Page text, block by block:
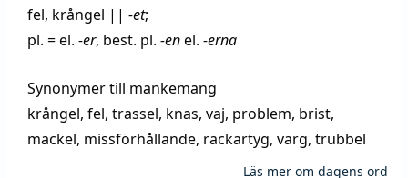
fel, krångel || -et;
pl. = el. -er, best. pl. -enel. -erna
Synonymer till mankemang
krångel, fel, trassel, knas, vaj, problem, brist,
mackel, missförhållande, rackartyg, varg, trubbel
Läs mer om dagens ord